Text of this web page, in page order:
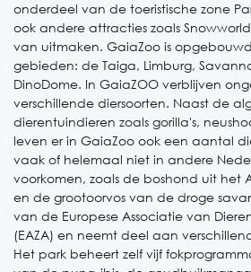
onderdeel van de toeristische zone
ook andere attracties zoals
van uitmaken. GaiaZoo is
gebieden: de Taiga, Limburg,
DinoDome. In GaiaZOO verblijven
verschillende diersoorten. Naast de
dierentuindieren zoals gorilla's,
leven er in GaiaZoo ook een aantal
vaak of helemaal niet in andere
voorkomen, zoals de boshond uit het
en de grootoorvos van de droge
van de Europese Associatie van
(EAZA) en neemt deel aan
Het park beheert zelf vijf